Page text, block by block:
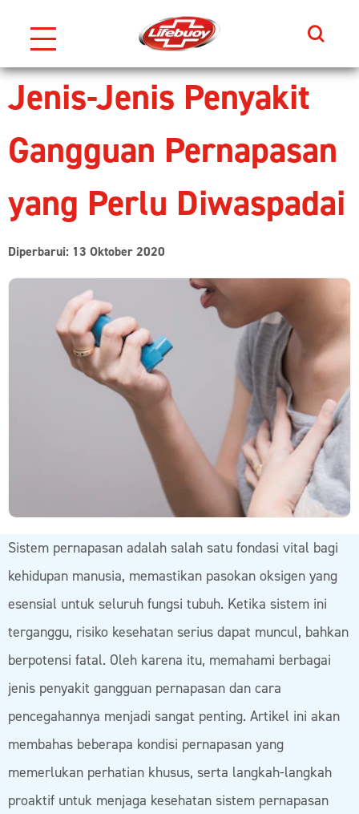
Skip to content
Search
Jenis-Jenis Penyakit
Gangguan Pernapasan
yang Perlu Diwaspadai
Diperbarui: 13 Oktober 2020
Sistem pernapasan adalah salah satu fondasi vital bagi
kehidupan manusia, memastikan pasokan oksigen yang
esensial untuk seluruh fungsi tubuh. Ketika sistem ini
terganggu, risiko kesehatan serius dapat muncul, bahkan
berpotensi fatal. Oleh karena itu, memahami berbagai
jenis penyakit gangguan pernapasan dan cara
pencegahannya menjadi sangat penting. Artikel ini akan
membahas beberapa kondisi pernapasan yang
memerlukan perhatian khusus, serta langkah-langkah
proaktif untuk menjaga kesehatan sistem pernapasan